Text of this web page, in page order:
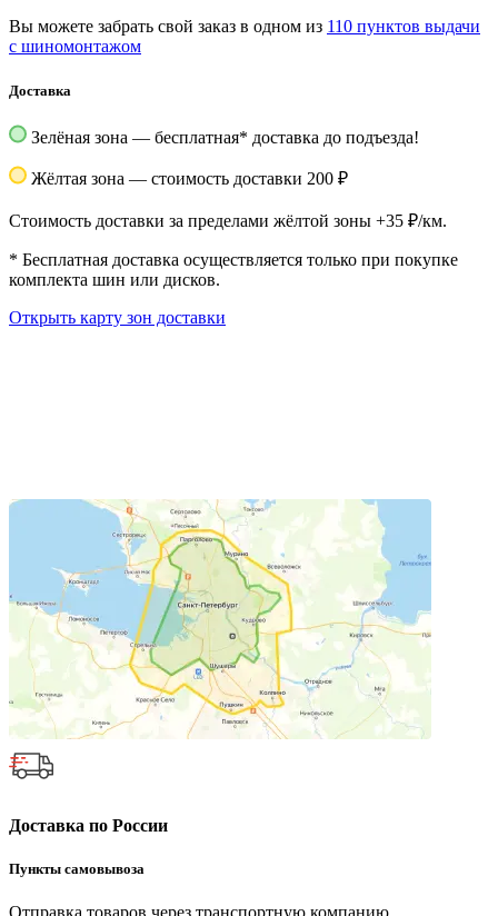
Вы можете забрать свой заказ в одном из 110 пунктов выдачи
с шиномонтажом
Доставка
Зелёная зона — бесплатная* доставка до подъезда!
Жёлтая зона — стоимость доставки 200 ₽
Стоимость доставки за пределами жёлтой зоны +35 ₽/км.
* Бесплатная доставка осуществляется только при покупке
комплекта шин или дисков.
Открыть карту зон доставки
Доставка по России
Пункты самовывоза